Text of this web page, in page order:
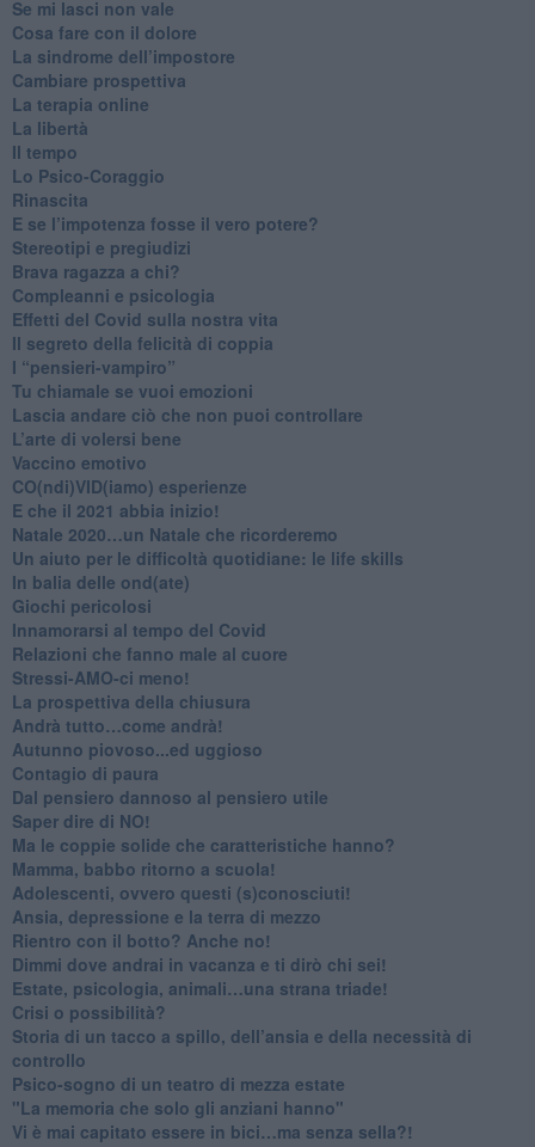
​Se mi lasci non vale
Cosa fare con il dolore
​La sindrome dell’impostore
​Cambiare prospettiva
La terapia online
La libertà
​Il tempo
​Lo Psico-Coraggio
Rinascita
​E se l’impotenza fosse il vero potere?
Stereotipi e pregiudizi
​Brava ragazza a chi?
​Compleanni e psicologia
Effetti del Covid sulla nostra vita
Il segreto della felicità di coppia
​I “pensieri-vampiro”
​Tu chiamale se vuoi emozioni
​Lascia andare ciò che non puoi controllare
L’arte di volersi bene
​Vaccino emotivo
CO(ndi)VID(iamo) esperienze
​E che il 2021 abbia inizio!
​Natale 2020…un Natale che ricorderemo
Un aiuto per le difficoltà quotidiane: le life skills
​In balia delle ond(ate)
Giochi pericolosi
Innamorarsi al tempo del Covid
​Relazioni che fanno male al cuore
​Stressi-AMO-ci meno!
​La prospettiva della chiusura
​Andrà tutto…come andrà!
Autunno piovoso...ed uggioso
​Contagio di paura
​Dal pensiero dannoso al pensiero utile
​Saper dire di NO!
​Ma le coppie solide che caratteristiche hanno?
​Mamma, babbo ritorno a scuola!
Adolescenti, ovvero questi (s)conosciuti!
Ansia, depressione e la terra di mezzo
​Rientro con il botto? Anche no!
Dimmi dove andrai in vacanza e ti dirò chi sei!
​Estate, psicologia, animali…una strana triade!
​Crisi o possibilità?
​Storia di un tacco a spillo, dell’ansia e della necessità di
controllo
​Psico-sogno di un teatro di mezza estate
"La memoria che solo gli anziani hanno"
​Vi è mai capitato essere in bici…ma senza sella?!